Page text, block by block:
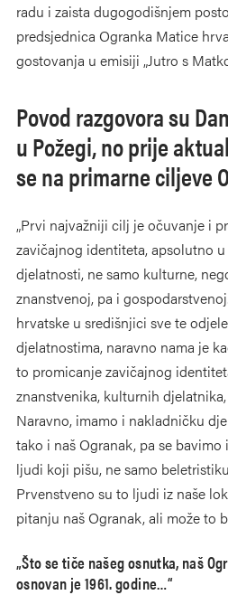
radu i zaista dugogodišnjem
predsjednica Ogranka Matice
gostovanja u emisiji „Jutro s
Povod razgovora su
u Požegi, no prije
se na primarne ciljeve
„Prvi najvažniji cilj je očuvanje i
zavičajnog identiteta, apsolutno
djelatnosti, ne samo kulturne,
znanstvenoj, pa i
hrvatske u središnjici sve te
djelatnostima, naravno nama je
to promicanje zavičajnog
znanstvenika, kulturnih
Naravno, imamo i nakladničku
tako i naš Ogranak, pa se
ljudi koji pišu, ne samo
Prvenstveno su to ljudi iz naše
pitanju naš Ogranak, ali može to
„Što se tiče našeg osnutka, naš
osnovan je 1961. godine…“